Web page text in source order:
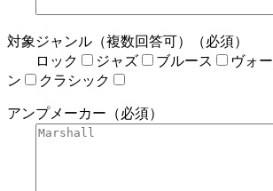
対象ジャンル（複数回答可）（必須）
ロック
ジャズ ブルース ヴォ
ン
クラシック
アンプメーカー（必須）